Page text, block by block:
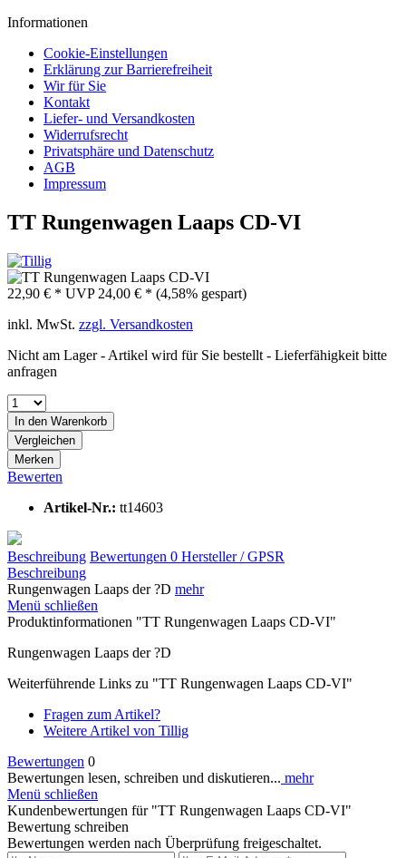
Informationen
Cookie-Einstellungen
Erklärung zur Barrierefreiheit
Wir für Sie
Kontakt
Liefer- und Versandkosten
Widerrufsrecht
Privatsphäre und Datenschutz
AGB
Impressum
TT Rungenwagen Laaps CD-VI
22,90 € * UVP 24,00 € * (4,58% gespart)
inkl. MwSt. zzgl. Versandkosten
Nicht am Lager - Artikel wird für Sie bestellt - Lieferfähigkeit bitte
anfragen
In den Warenkorb
Vergleichen
Merken
Bewerten
Artikel-Nr.: tt14603
Beschreibung Bewertungen 0 Hersteller / GPSR
Beschreibung
Rungenwagen Laaps der ?D mehr
Menü schließen
Produktinformationen "TT Rungenwagen Laaps CD-VI"
Rungenwagen Laaps der ?D
Weiterführende Links zu "TT Rungenwagen Laaps CD-VI"
Fragen zum Artikel?
Weitere Artikel von Tillig
Bewertungen 0
Bewertungen lesen, schreiben und diskutieren... mehr
Menü schließen
Kundenbewertungen für "TT Rungenwagen Laaps CD-VI"
Bewertung schreiben
Bewertungen werden nach Überprüfung freigeschaltet.